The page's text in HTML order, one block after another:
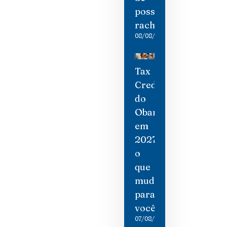
possíveis
rachaduras
08/08/2026
Tax
Credit
do
Obamacare
em
2027:
o
que
mudou
para
você
07/08/2026